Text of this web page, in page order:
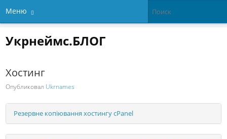
Меню
Укрнеймс.БЛОГ
Хостинг
Опубликовал Ukrnames
Резервне копіювання хостингу cPanel